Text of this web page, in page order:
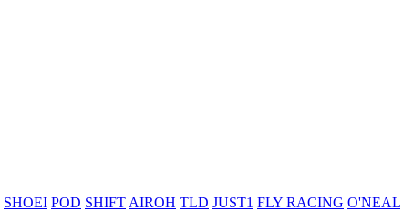
SHOEI POD SHIFT AIROH TLD JUST1 FLY RACING O'NEAL